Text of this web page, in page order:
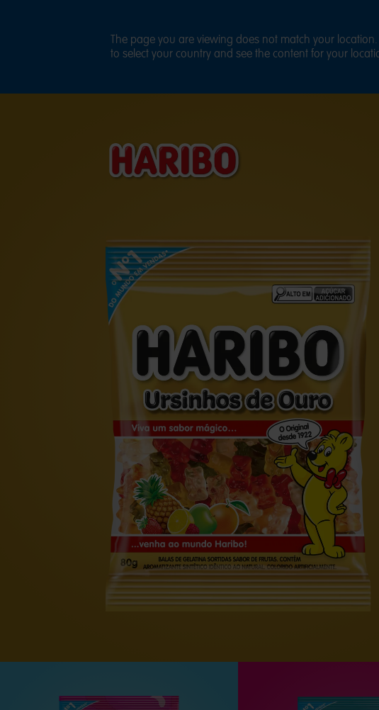
The page you are viewing does not match your location.
to select your country and see the content for your